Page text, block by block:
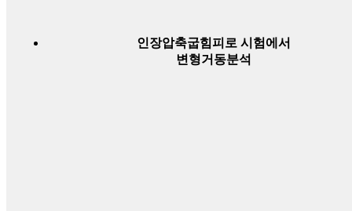
인장압축굽힘피로 시험에서
변형거동분석